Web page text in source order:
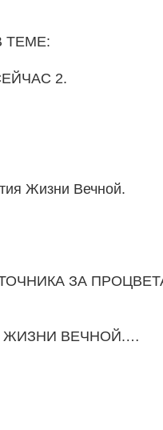
ТЕМЕ:
2.
Жизни Вечной.
ЗА
ЖИЗНИ ВЕЧНОЙ.…